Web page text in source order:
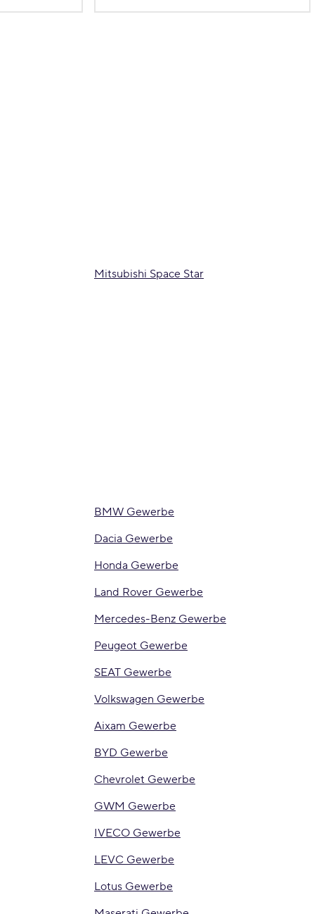
Mitsubishi Space Star
BMW Gewerbe
Dacia Gewerbe
Honda Gewerbe
Land Rover Gewerbe
Mercedes-Benz Gewerbe
Peugeot Gewerbe
SEAT Gewerbe
Volkswagen Gewerbe
Aixam Gewerbe
BYD Gewerbe
Chevrolet Gewerbe
GWM Gewerbe
IVECO Gewerbe
LEVC Gewerbe
Lotus Gewerbe